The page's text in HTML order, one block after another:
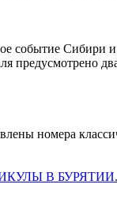
событие Сибири и
предусмотрено
номера
В БУРЯТИИ.